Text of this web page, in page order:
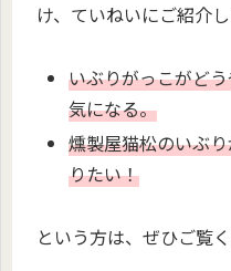
け、ていねいにご紹介し
いぶりがっこがど
気になる。
燻製屋猫松のいぶ
りたい！
という方は、ぜひご覧く